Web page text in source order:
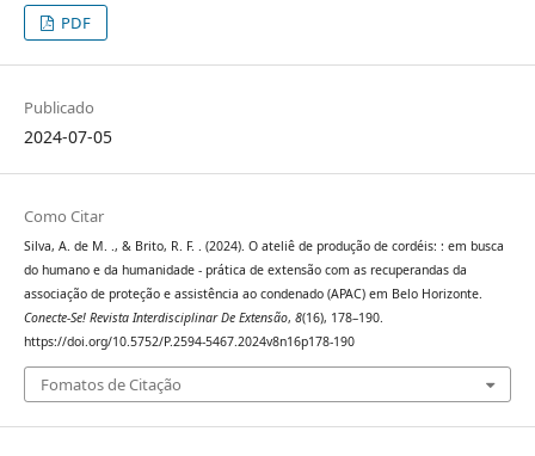
PDF
Publicado
2024-07-05
Como Citar
Silva, A. de M. ., & Brito, R. F. . (2024). O ateliê de produção de cordéis: : em busca
do humano e da humanidade - prática de extensão com as recuperandas da
associação de proteção e assistência ao condenado (APAC) em Belo Horizonte.
Conecte-Se! Revista Interdisciplinar De Extensão, 8(16), 178–190.
https://doi.org/10.5752/P.2594-5467.2024v8n16p178-190
Fomatos de Citação